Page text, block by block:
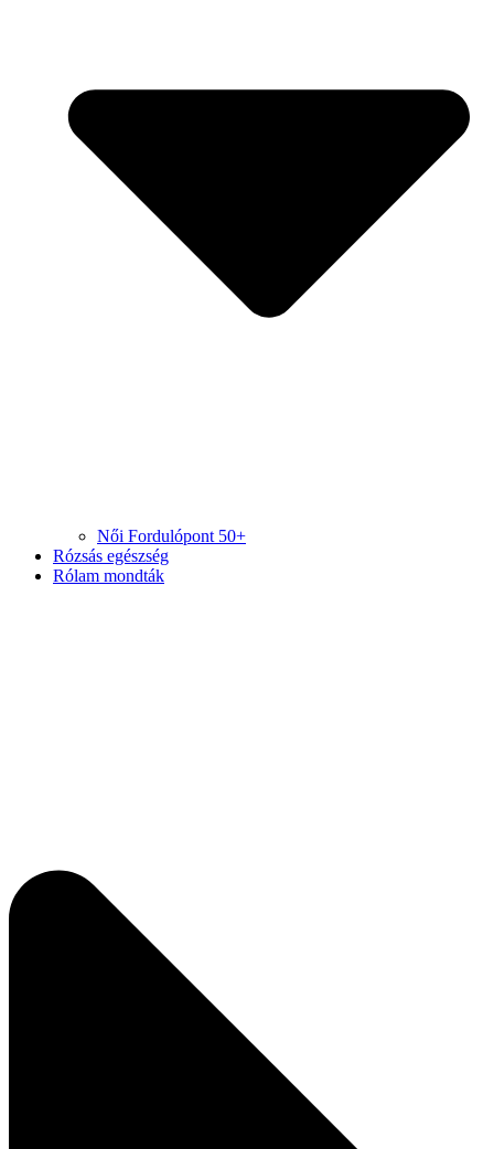
Női Fordulópont 50+
Rózsás egészség
Rólam mondták